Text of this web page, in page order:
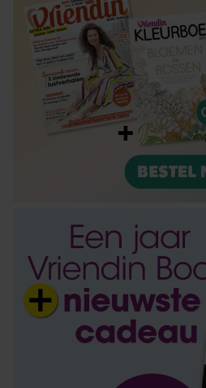
informatie die u aan ze heeft
verzameld op basis van uw
gaat akkoord met onze cookies
gebruiken.